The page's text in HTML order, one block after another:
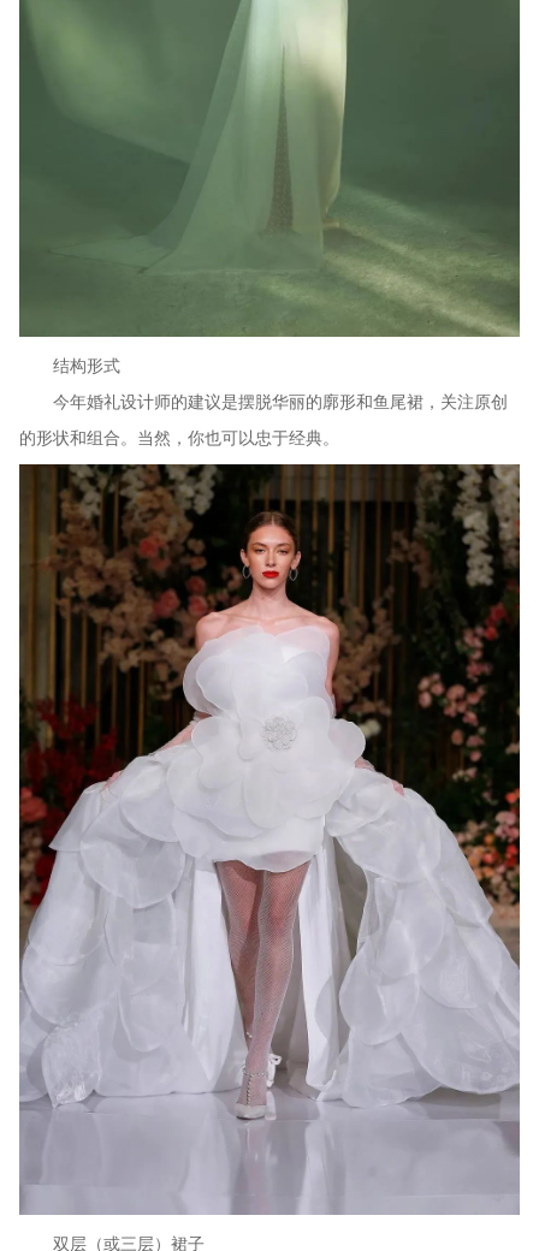
结构形式
今年婚礼设计师的建议是摆脱华丽的廓形和鱼尾裙，关注原创
的形状和组合。当然，你也可以忠于经典。
双层（或三层）裙子